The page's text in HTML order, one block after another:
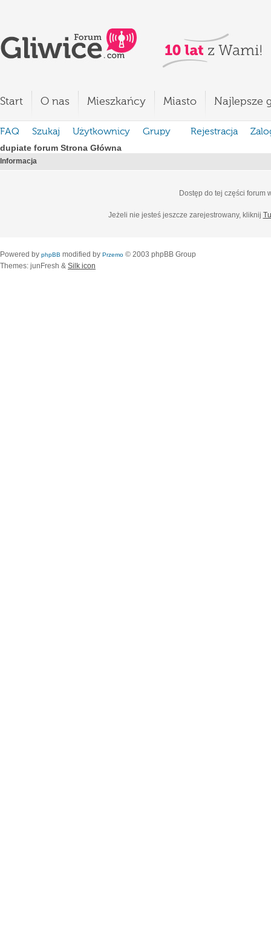
Start O nas Mieszkańcy Miasto Najlepsze
FAQ Szukaj Użytkownicy Grupy Rejestracja
dupiate forum Strona Główna
Informacja
Dostęp do tej części forum
Jeżeli nie jesteś jeszcze zarejestrowany, kliknij
Powered by phpBB modified by Przemo © 2003 phpBB Group
Themes: junFresh & Silk icon